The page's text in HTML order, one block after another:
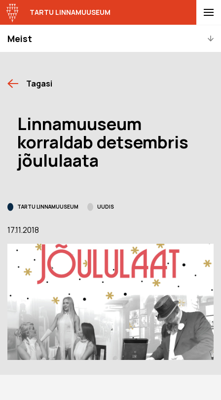
Meist
TARTU LINNAMUUSEUM
Tagasi
Linnamuuseum
korraldab detsembris
jõululaata
TARTU LINNAMUUSEUM UUDIS
17.11.2018